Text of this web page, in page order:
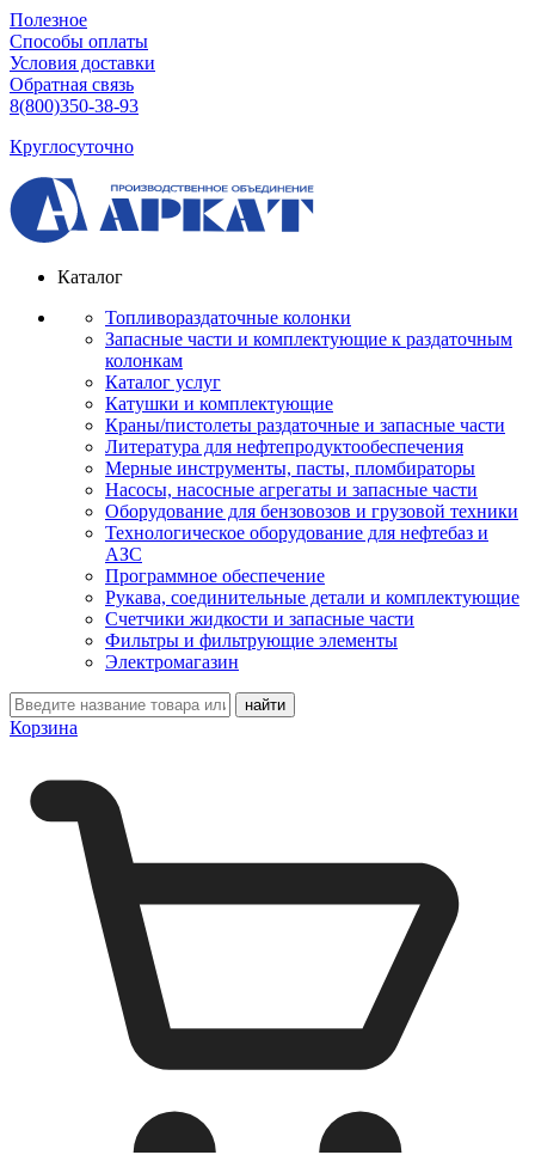
Полезное
Способы оплаты
Условия доставки
Обратная связь
8(800)350-38-93
Круглосуточно
Каталог
Топливораздаточные колонки
Запасные части и комплектующие к раздаточным
колонкам
Каталог услуг
Катушки и комплектующие
Краны/пистолеты раздаточные и запасные части
Литература для нефтепродуктообеспечения
Мерные инструменты, пасты, пломбираторы
Насосы, насосные агрегаты и запасные части
Оборудование для бензовозов и грузовой техники
Технологическое оборудование для нефтебаз и
АЗС
Программное обеспечение
Рукава, соединительные детали и комплектующие
Счетчики жидкости и запасные части
Фильтры и фильтрующие элементы
Электромагазин
Корзина